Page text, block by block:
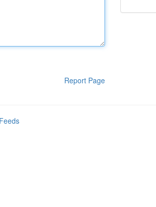
Report Page